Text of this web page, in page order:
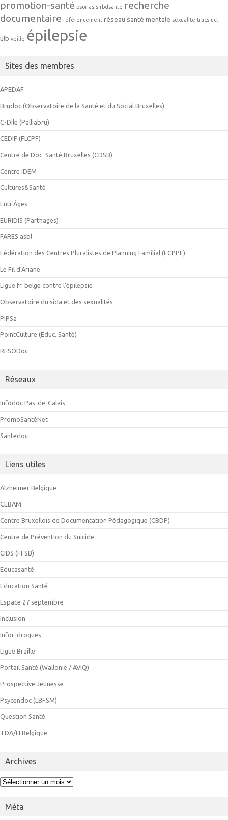
promotion-santé psoriasis rbdsante recherche
documentaire référencement réseau santé mentale sexualité trucs ucl
ulb veille épilepsie
Sites des membres
APEDAF
Brudoc (Observatoire de la Santé et du Social Bruxelles)
C-Dile (Palliabru)
CEDIF (FLCPF)
Centre de Doc. Santé Bruxelles (CDSB)
Centre IDEM
Cultures&Santé
Entr'Âges
EURIDIS (Parthages)
FARES asbl
Fédération des Centres Pluralistes de Planning Familial (FCPPF)
Le Fil d'Ariane
Ligue fr. belge contre l'épilepsie
Observatoire du sida et des sexualités
PIPSa
PointCulture (Educ. Santé)
RESODoc
Réseaux
Infodoc Pas-de-Calais
PromoSantéNet
Santedoc
Liens utiles
Alzheimer Belgique
CEBAM
Centre Bruxellois de Documentation Pédagogique (CBDP)
Centre de Prévention du Suicide
CIDS (FFSB)
Educasanté
Education Santé
Espace 27 septembre
Inclusion
Infor-drogues
Ligue Braille
Portail Santé (Wallonie / AVIQ)
Prospective Jeunesse
Psycendoc (LBFSM)
Question Santé
TDA/H Belgique
Archives
Archives
Méta